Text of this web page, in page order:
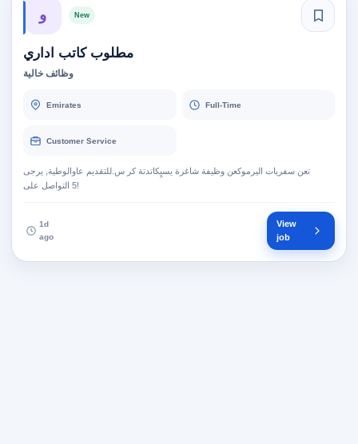
و New
مطلوب كاتب اداري
وظائف خالية
Emirates Full-Time
Customer Service
تعن سفريات اليرموكعن وظيفة شاغرة يسيٍكاتدتة كر س.للتقديم عاوالوطية, يرجى
1d
ago
View
job